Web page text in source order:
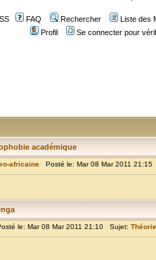
FAQ Rechercher Liste des
Profil
Se connecter pour
académique
africaine Posté le: Mar 08 Mar 2011
le: Mar 08 Mar 2011 21:10 Sujet: